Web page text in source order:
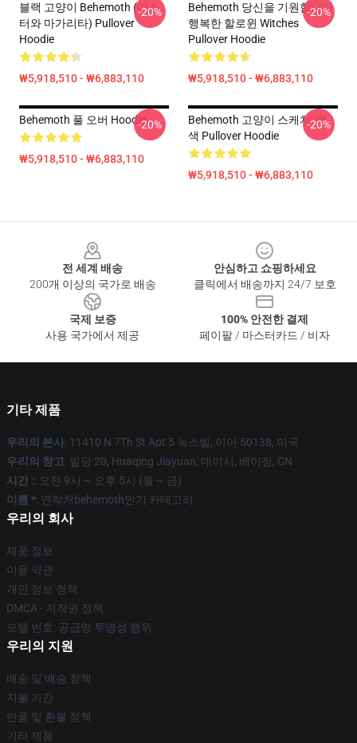
블랙 고양이 Behemoth (마스
터와 마가리타) Pullover
Hoodie
₩5,918,510 - ₩6,883,110
-20%
Behemoth 당신을 기원합니다
행복한 할로윈 Witches
Pullover Hoodie
₩5,918,510 - ₩6,883,110
-20%
Behemoth 풀 오버 Hoodie
₩5,918,510 - ₩6,883,110
-20%
Behemoth 고양이 스케치. 백
색 Pullover Hoodie
₩5,918,510 - ₩6,883,110
-20%
전 세계 배송
200개 이상의 국가로 배송
안심하고 쇼핑하세요
클릭에서 배송까지 24/7 보호
국제 보증
사용 국가에서 제공
100% 안전한 결제
페이팔 / 마스터카드 / 비자
기타 제품
우리의 본사: 11410 N 7Th St Apt 5 녹스빌, 이아 50138, 미국
우리의 창고: 빌딩 20, Huaqing Jiayuan, 데이시, 베이징, CN
시간 :: 오전 9시 ~ 오후 5시 (월 ~ 금)
이름 *: 연락처behemoth인기 카테고리
우리의 회사
제품 정보
이용 약관
개인 정보 정책
DMCA - 저작권 정책
모델 번호: 공급망 투명성 행위
우리의 지원
배송 및 배송 정책
지불 기간
반품 및 환불 정책
기타 제품